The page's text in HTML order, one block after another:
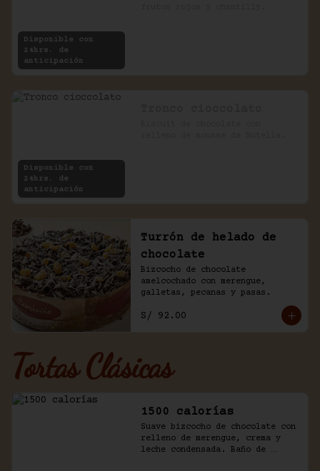
Disponible con
24hrs. de
anticipación
Disponible con
24hrs. de
anticipación
Turrón de helado de
chocolate
Bizcocho de chocolate
amelcochado con merengue,
galletas, pecanas y pasas.
S/ 92.00
Tortas Clásicas
1500 calorías
Suave bizcocho de chocolate con
relleno de merengue, crema y
leche condensada. Baño de